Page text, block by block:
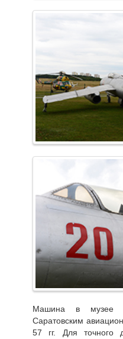
Машина в музее
Саратовским
57 гг. Для точного